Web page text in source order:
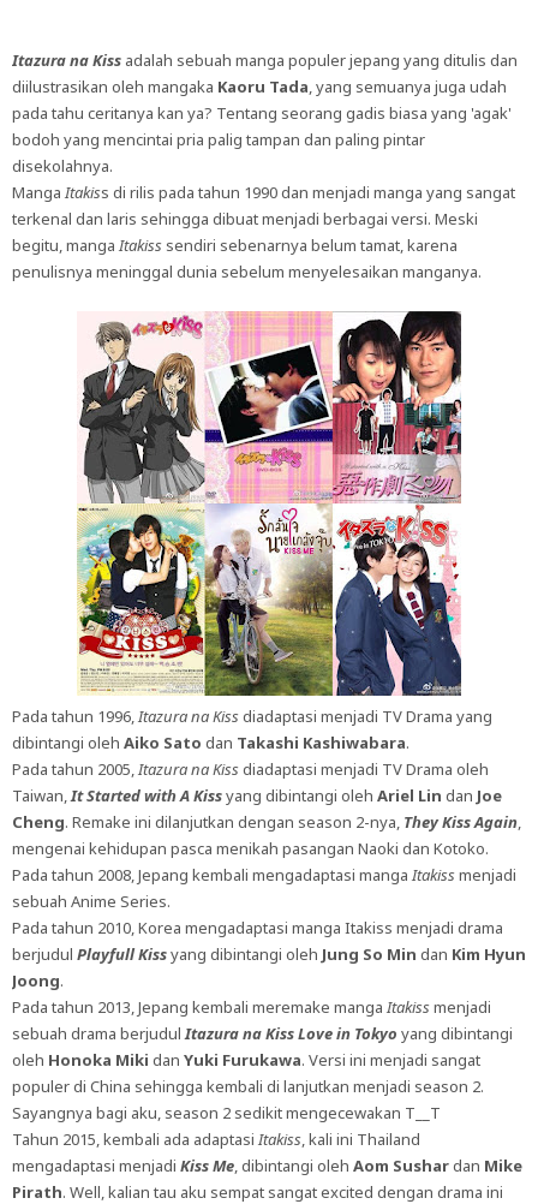
Itazura na Kiss adalah sebuah manga populer jepang yang ditulis dan
diilustrasikan oleh mangaka Kaoru Tada, yang semuanya juga udah
pada tahu ceritanya kan ya? Tentang seorang gadis biasa yang 'agak'
bodoh yang mencintai pria palig tampan dan paling pintar
disekolahnya.
Manga Itakiss di rilis pada tahun 1990 dan menjadi manga yang sangat
terkenal dan laris sehingga dibuat menjadi berbagai versi. Meski
begitu, manga Itakiss sendiri sebenarnya belum tamat, karena
penulisnya meninggal dunia sebelum menyelesaikan manganya.
Pada tahun 1996,Itazura na Kissdiadaptasi menjadi TV Drama yang
dibintangi oleh Aiko Sato dan Takashi Kashiwabara.
Pada tahun 2005,Itazura na Kissdiadaptasi menjadi TV Drama oleh
Taiwan,It Started with A Kissyang dibintangi oleh Ariel Lin dan Joe
Cheng. Remake ini dilanjutkan dengan season 2-nya, They Kiss Again,
mengenai kehidupan pasca menikah pasangan Naoki dan Kotoko.
Pada tahun 2008, Jepang kembali mengadaptasi manga Itakissmenjadi
sebuah Anime Series.
Pada tahun 2010, Korea mengadaptasi manga Itakiss menjadi drama
berjudul Playfull Kissyang dibintangi oleh Jung So Min dan Kim Hyun
Joong.
Pada tahun 2013, Jepang kembali meremake manga Itakissmenjadi
sebuah drama berjudulItazura na Kiss Love in Tokyo yang dibintangi
oleh Honoka Miki dan Yuki Furukawa. Versi ini menjadi sangat
populer di China sehingga kembali di lanjutkan menjadi season 2.
Sayangnya bagi aku, season 2 sedikit mengecewakan T__T
Tahun 2015, kembali ada adaptasi Itakiss, kali ini Thailand
mengadaptasi menjadi Kiss Me, dibintangi oleh Aom Sushardan Mike
Pirath. Well, kalian tau aku sempat sangat excited dengan drama ini